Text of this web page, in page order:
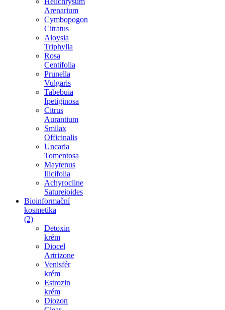
Arenarium
Cymbopogon
Citratus
Aloysia
Triphylla
Rosa
Centifolia
Prunella
Vulgaris
Tabebuia
Ipetiginosa
Citrus
Aurantium
Smilax
Officinalis
Uncaria
Tomentosa
Maytenus
Ilicifolia
Achyrocline
Satureioides
Bioinformační
kosmetika
(2)
Detoxin
krém
Diocel
Artrizone
Venisfér
krém
Estrozin
krém
Diozon